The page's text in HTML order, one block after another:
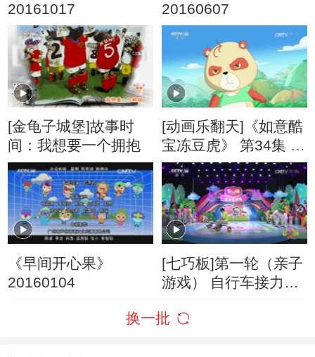
20161017
20160607
[金龟子城堡]故事时
间：我想要一个拥抱
[动画乐翻天]《如意酷
宝冻豆虎》 第34集 磁
浮飞艇
《早间开心果》
20160104
[七巧板]第一轮（亲子
游戏） 自行车接力赛
换一批